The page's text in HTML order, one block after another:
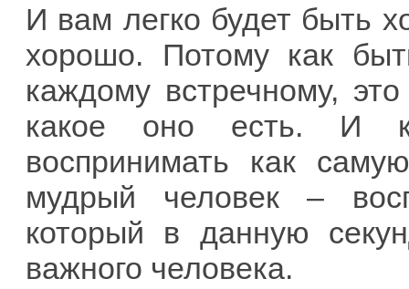
И вам легко будет быть
хорошо. Потому как
каждому встречному,
какое оно есть. И
воспринимать как
мудрый человек –
который в данную
важного человека.